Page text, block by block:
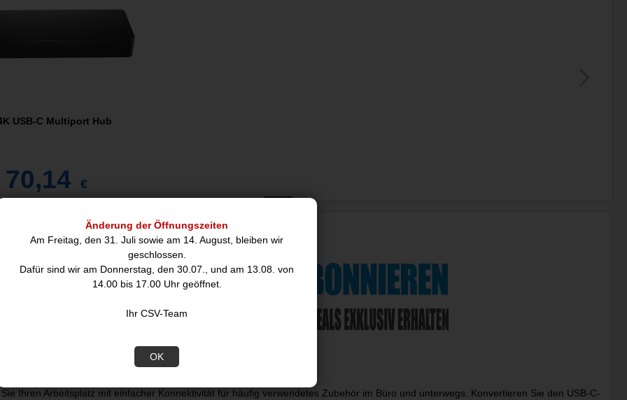
Änderung der Öffnungszeiten
Am Freitag, den 31. Juli sowie am 14. August, bleiben wir
geschlossen.
Dafür sind wir am Donnerstag, den 30.07., und am 13.08. von
14.00 bis 17.00 Uhr geöffnet.
Ihr CSV-Team
OK
USB-C Multiport Hub
70,14 €
Ihren Arbeitsplatz mit einfacher Konnektivität für häufig verwendetes Zubehör im Büro und unterwegs. Konvertieren Sie den USB-C-